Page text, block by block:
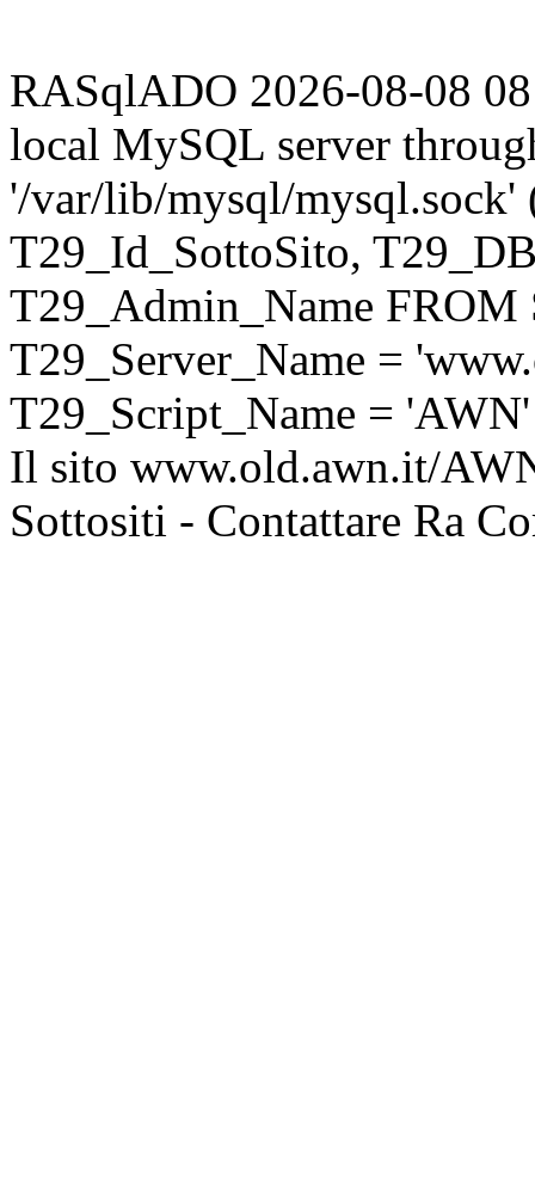
RASqlADO 2026-08-08
local MySQL server
'/var/lib/mysql/mysql.sock'
T29_Id_SottoSito,
T29_Admin_Name
T29_Server_Name =
T29_Script_Name = 'AWN'
Il sito www.old.awn.it/
Sottositi - Contattare Ra